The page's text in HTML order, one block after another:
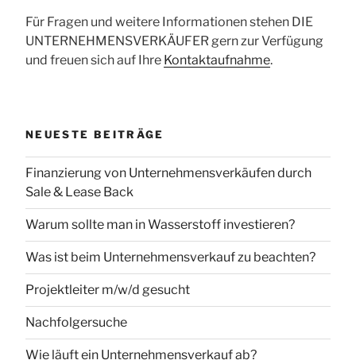
Für Fragen und weitere Informationen stehen DIE
UNTERNEHMENSVERKÄUFER gern zur Verfügung
und freuen sich auf Ihre Kontaktaufnahme.
NEUESTE BEITRÄGE
Finanzierung von Unternehmensverkäufen durch
Sale & Lease Back
Warum sollte man in Wasserstoff investieren?
Was ist beim Unternehmensverkauf zu beachten?
Projektleiter m/w/d gesucht
Nachfolgersuche
Wie läuft ein Unternehmensverkauf ab?